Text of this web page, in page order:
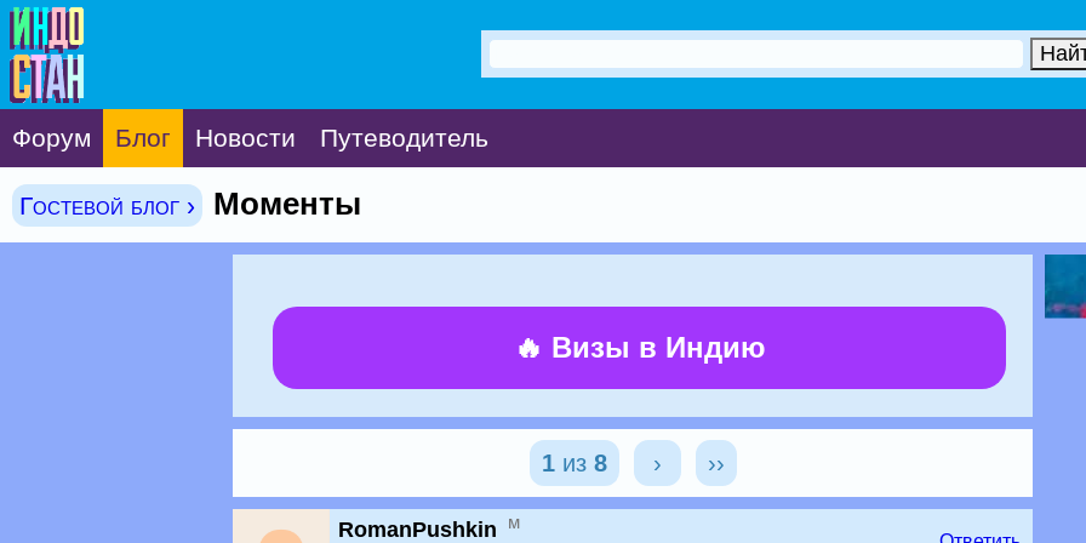
Форум Блог Новости Путеводитель
Гостевой блог › Моменты
🔥 Визы в Индию
1из 8 › ››
RomanPushkin
м